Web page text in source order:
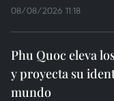
08/08/2026 11:18
Phu Quoc eleva
y proyecta su
mundo